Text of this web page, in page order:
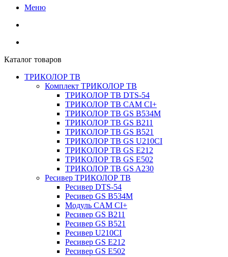
Меню
Каталог товаров
ТРИКОЛОР ТВ
Комплект ТРИКОЛОР ТВ
ТРИКОЛОР ТВ DTS-54
ТРИКОЛОР ТВ CAM CI+
ТРИКОЛОР ТВ GS B534M
ТРИКОЛОР ТВ GS B211
ТРИКОЛОР ТВ GS B521
ТРИКОЛОР ТВ GS U210CI
ТРИКОЛОР ТВ GS E212
ТРИКОЛОР ТВ GS E502
ТРИКОЛОР ТВ GS A230
Ресивер ТРИКОЛОР ТВ
Ресивер DTS-54
Ресивер GS B534M
Модуль CAM CI+
Ресивер GS B211
Ресивер GS B521
Ресивер U210CI
Ресивер GS E212
Ресивер GS E502